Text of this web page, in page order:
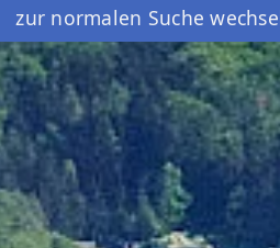
zur normalen Suche